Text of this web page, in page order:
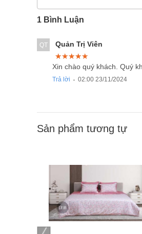
1 Bình Luận
QT Quản Trị Viên
★★★★★
★★★★★
★★★★★
Xin chào quý khách. Quý
Trả lời ● 02:00 23/11/2024
Sản phẩm tương tự